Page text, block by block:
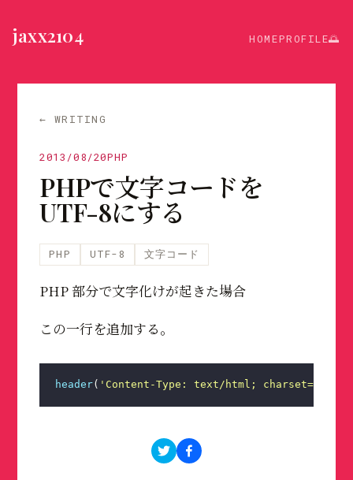
jaxx2104 HOMEPROFILE🌅
← WRITING
2013/08/20PHP
PHPで文字コードを
UTF-8にする
PHP UTF-8 文字コード
PHP 部分で文字化けが起きた場合
この一行を追加する。
header( ' Content-Type: text/html; charset=UTF-8